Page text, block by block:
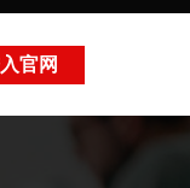
官网